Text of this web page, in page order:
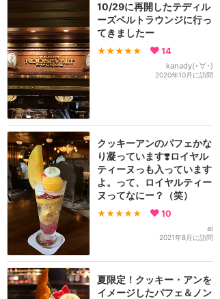
10/29に再開したテディル
ーズベルトラウンジに行っ
てきましたー
★★★★★ 14
kanady(･∀･)
2020年10月に訪問
クッキーアンのパフェかな
り凝っています❣️ロイヤル
ティーヌっも入っています
よ。って、ロイヤルティー
ヌってなにー？（笑）
★★★★★ 10
ai
2021年8月に訪問
夏限定！クッキー・アンを
イメージしたパフェ＆ノン